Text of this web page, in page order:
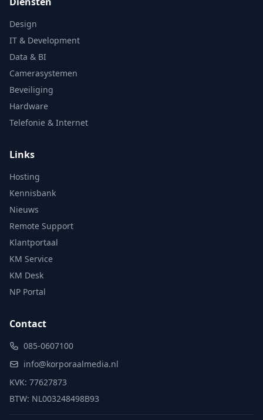
Design
IT & Development
Data & BI
Camerasystemen
Beveiliging
Hardware
Telefonie & Internet
Links
Hosting
Kennisbank
Nieuws
Remote Support
Klantportaal
KM Service
KM Desk
NP Portal
Contact
085-0607100
info@korporaalmedia.nl
KVK: 77627873
BTW: NL003248498B93